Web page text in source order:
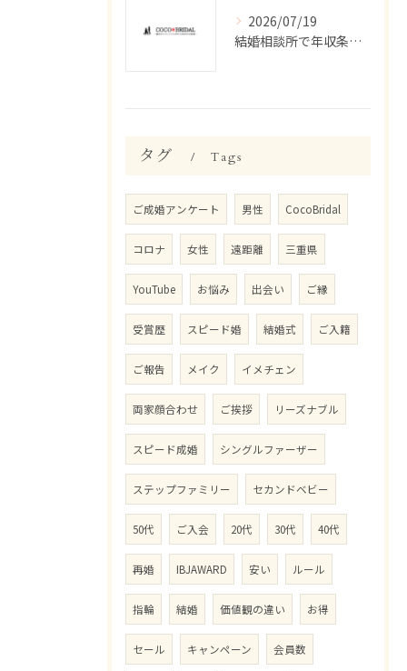
2026/07/19
結婚相談所で年収条件を満たす三重県津市久居持川町の婚活戦略と生活設計を詳しく解説
タグ Tags
ご成婚アンケート 男性 CocoBridal
コロナ 女性 遠距離 三重県
YouTube お悩み 出会い ご縁
受賞歴 スピード婚 結婚式 ご入籍
ご報告 メイク イメチェン
両家顔合わせ ご挨拶 リーズナブル
スピード成婚 シングルファーザー
ステップファミリー セカンドベビー
50代 ご入会 20代 30代 40代
再婚 IBJAWARD 安い ルール
指輪 結婚 価値観の違い お得
セール キャンペーン 会員数